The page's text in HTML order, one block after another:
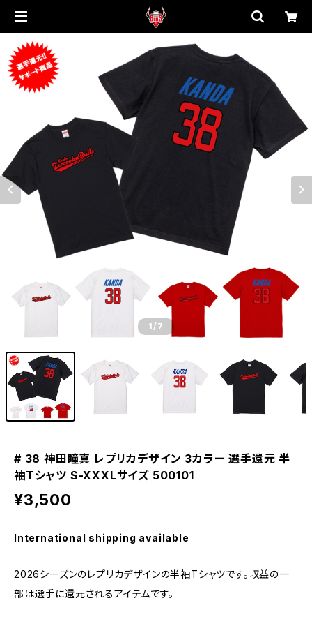
1 /7
# 38 神田瞳真 レプリカデザイン 3カラー 選手還元 半
袖Tシャツ S-XXXLサイズ 500101
¥3,500
International shipping available
2026シーズンのレプリカデザインの半袖Tシャツです。収益の一
部は選手に還元されるアイテムです。